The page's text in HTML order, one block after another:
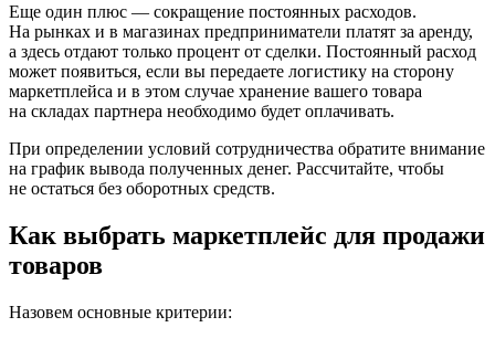
Еще один плюс — сокращение постоянных расходов.
На рынках и в магазинах предприниматели платят за аренду,
а здесь отдают только процент от сделки. Постоянный расход
может появиться, если вы передаете логистику на сторону
маркетплейса и в этом случае хранение вашего товара
на складах партнера необходимо будет оплачивать.
При определении условий сотрудничества обратите внимание
на график вывода полученных денег. Рассчитайте, чтобы
не остаться без оборотных средств.
Как выбрать маркетплейс для продажи
товаров
Назовем основные критерии: